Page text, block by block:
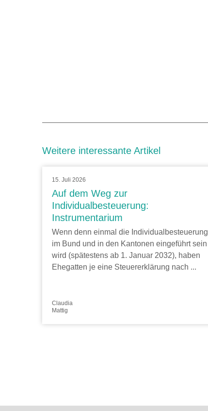
Weitere interessante Artikel
15. Juli 2026
Auf dem Weg zur
Individualbesteuerung:
Instrumentarium
Wenn denn einmal die Individualbesteuerung
im Bund und in den Kantonen eingeführt sein
wird (spätestens ab 1. Januar 2032), haben
Ehegatten je eine Steuererklärung nach ...
Claudia
Mattig